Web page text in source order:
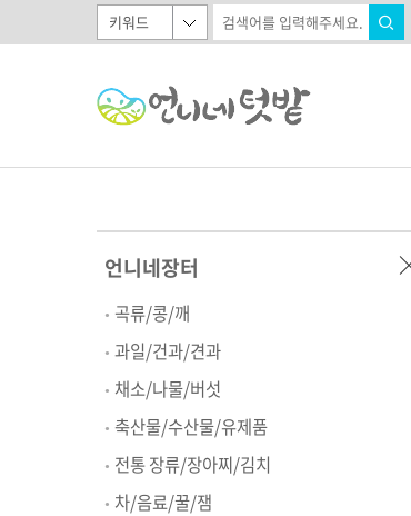
언니네장터
곡류/콩/깨
과일/건과/견과
채소/나물/버섯
축산물/수산물/유제품
전통 장류/장아찌/김치
차/음료/꿀/잼